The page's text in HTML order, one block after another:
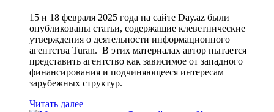
15 и 18 февраля 2025 года на сайте Day.az были
опубликованы статьи, содержащие клеветнические
утверждения о деятельности информационного
агентства Turan. В этих материалах автор пытается
представить агентство как зависимое от западного
финансирования и подчиняющееся интересам
зарубежных структур.
Читать далее